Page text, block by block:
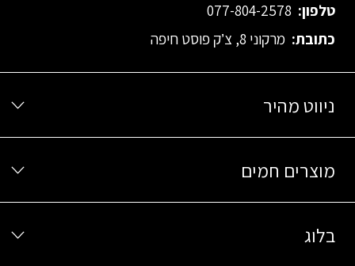
טלפון: 077-804-2578
כתובת: מרקוני 8, צ’ק פוסט חיפה
ניווט מהיר
מוצרים חמים
בלוג